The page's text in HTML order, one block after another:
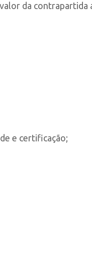
da contrapartida
e certificação;